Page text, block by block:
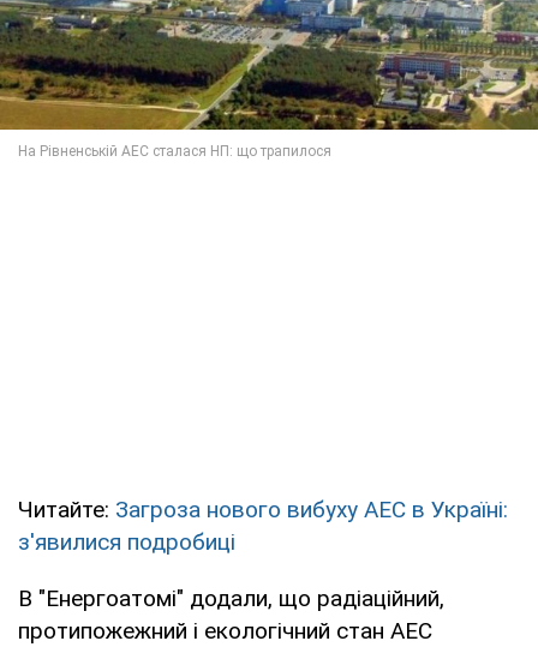
Читайте: Загроза нового вибуху АЕС в Україні:
з'явилися подробиці
В "Енергоатомі" додали, що радіаційний,
протипожежний і екологічний стан АЕС